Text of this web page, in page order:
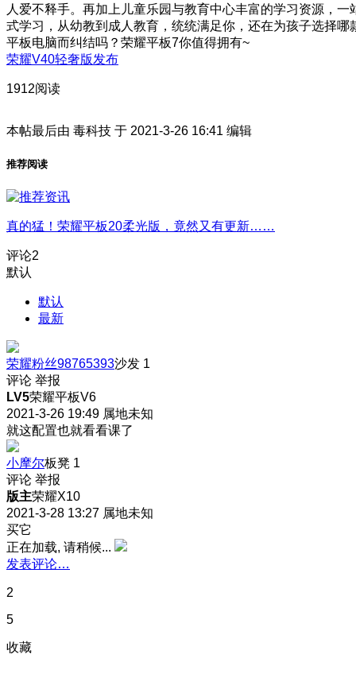
人爱不释手。再加上儿童乐园与教育中心丰富的学习资源，一
式学习，从幼教到成人教育，统统满足你，还在为孩子选择哪
平板电脑而纠结吗？荣耀平板7你值得拥有~
荣耀V40轻奢版发布
1912阅读
本帖最后由 毒科技 于 2021-3-26 16:41 编辑
推荐阅读
真的猛！荣耀平板20柔光版，竟然又有更新……
评论2
默认
默认
最新
荣耀粉丝98765393沙发 1
评论 举报
LV5荣耀平板V6
2021-3-26 19:49 属地未知
就这配置也就看看课了
小摩尔板凳 1
评论 举报
版主荣耀X10
2021-3-28 13:27 属地未知
买它
正在加载, 请稍候...
发表评论…
2
5
收藏